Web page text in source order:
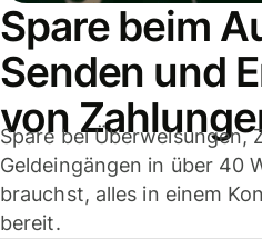
Spare beim
Senden und
von
Spare bei Überweisungen,
Geldeingängen in über 40
brauchst, alles in einem
bereit.